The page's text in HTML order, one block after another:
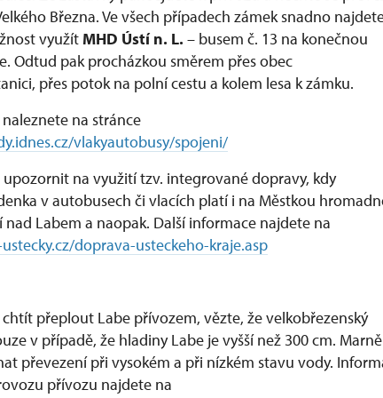
Března. Ve všech případech zámek snadno
využít MHD Ústí n. L. – busem č. 13 na konečnou
Odtud pak procházkou směrem přes obec
přes potok na polní cestu a kolem lesa k zámku.
na stránce
vlakyautobusy/spojeni/
na využití tzv. integrované dopravy, kdy
v autobusech či vlacích platí i na Městkou
Labem a naopak. Další informace najdete na
doprava-usteckeho-kraje.asp
přeplout Labe přívozem, vězte, že velkobřezenský
v případě, že hladiny Labe je vyšší než 300 cm.
převezení při vysokém a při nízkém stavu vody.
přívozu najdete na